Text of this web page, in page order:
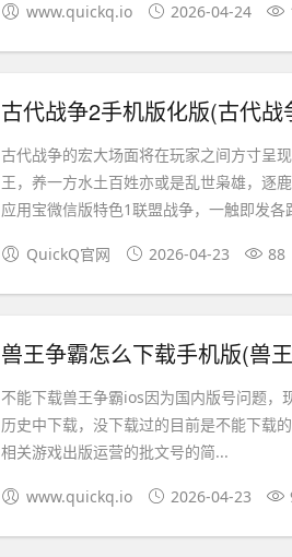
www.quickq.io 2026-04-24
古代战争2手机版化版(古代战
古代战争的宏大场面将在玩家之间方寸呈
王，养一方水土百姓亦或是乱世枭雄，逐
应用宝微信版特色1联盟战争，一触即发各
QuickQ官网 2026-04-23 88
兽王争霸怎么下载手机版(兽
不能下载兽王争霸ios因为国内版号问题
历史中下载，没下载过的目前是不能下载
相关游戏出版运营的批文号的简...
www.quickq.io 2026-04-23